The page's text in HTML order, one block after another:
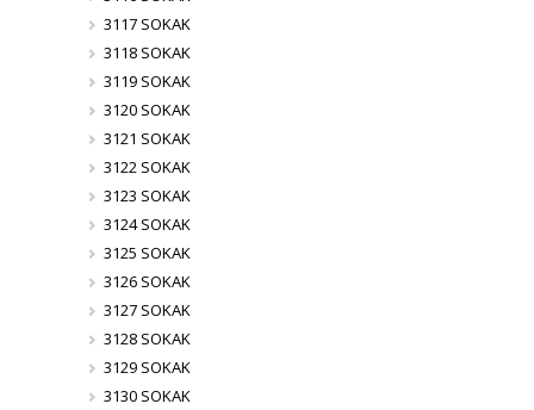
3117 SOKAK
3118 SOKAK
3119 SOKAK
3120 SOKAK
3121 SOKAK
3122 SOKAK
3123 SOKAK
3124 SOKAK
3125 SOKAK
3126 SOKAK
3127 SOKAK
3128 SOKAK
3129 SOKAK
3130 SOKAK